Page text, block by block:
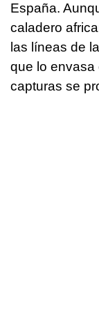
España.
caladero
las líneas de
que lo envasa
capturas se